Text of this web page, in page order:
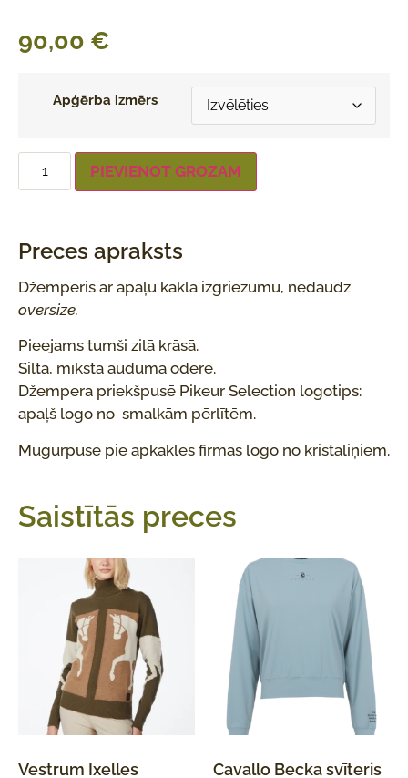
90,00 €
Apģērba izmērs
PIEVIENOT GROZAM
Preces apraksts
Džemperis ar apaļu kakla izgriezumu, nedaudz
oversize.
Pieejams tumši zilā krāsā.
Silta, mīksta auduma odere.
Džempera priekšpusē Pikeur Selection logotips:
apaļš logo no smalkām pērlītēm.
Mugurpusē pie apkakles firmas logo no kristāliņiem.
Saistītās preces
Vestrum Ixelles Cavallo Becka svīteris